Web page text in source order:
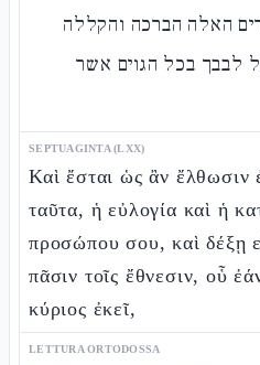
האלה הברכה והקללה
לבבך בכל הגוים אשר
SEPTUAGINTA (LXX)
Καὶ ἔσται ὡς ἂν ἔλθωσιν
ταῦτα, ἡ εὐλογία καὶ ἡ
προσώπου σου, καὶ δέξῃ
πᾶσιν τοῖς ἔθνεσιν, οὗ
κύριος ἐκεῖ,
LETTURA ORTODOSSA